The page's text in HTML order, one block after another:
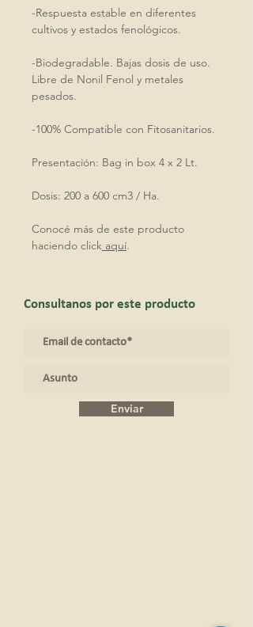
-Respuesta estable en diferentes
cultivos y estados fenológicos.
-Biodegradable. Bajas dosis de uso.
Libre de Nonil Fenol y metales
pesados.
-100% Compatible con Fitosanitarios.
Presentación: Bag in box 4 x 2 Lt.
Dosis: 200 a 600 cm3 / Ha.
Conocé más de este producto
haciendo click aquí.
Consultanos por este producto
Enviar